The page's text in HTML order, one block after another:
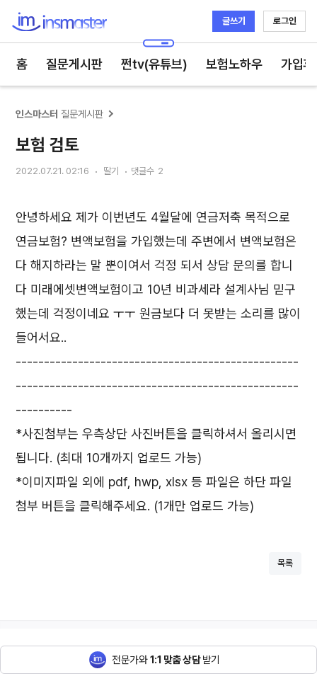
글쓰기 로그인
홈 질문게시판 쩐tv(유튜브) 보험노하우 가입
인스마스터 질문게시판
보험 검토
2022.07.21. 02:16 딸기 댓글수 2
안녕하세요 제가 이번년도 4월달에 연금저축 목적으로
연금보험? 변액보험을 가입했는데 주변에서 변액보험은
다 해지하라는 말 뿐이여서 걱정 되서 상담 문의를 합니
다 미래에셋변액보험이고 10년 비과세라 설계사님 믿구
했는데 걱정이네요 ㅜㅜ 원금보다 더 못받는 소리를 많이
들어서요..
--------------------------------------------------
--------------------------------------------------
----------
*사진첨부는 우측상단 사진버튼을 클릭하셔서 올리시면
됩니다. (최대 10개까지 업로드 가능)
*이미지파일 외에 pdf, hwp, xlsx 등 파일은 하단 파일
첨부 버튼을 클릭해주세요. (1개만 업로드 가능)
목록
전문가와1:1 맞춤 상담받기